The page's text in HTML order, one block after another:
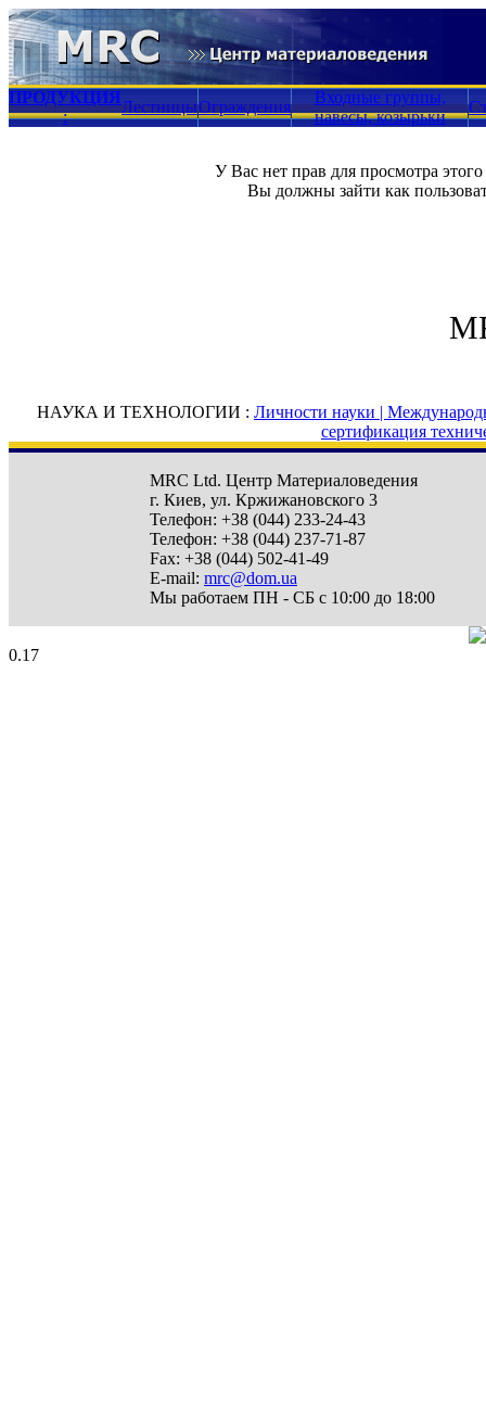
ПРОДУКЦИЯ
:
ЛестницыОграждения
Входные группы,
навесы, козырьки
У Вас нет прав для просмотра этого
Вы должны зайти как
НАУКА И ТЕХНОЛОГИИ : Личности науки |
сертификация
MRC Ltd. Центр Материаловедения
г. Киев, ул. Кржижановского 3
Телефон: +38 (044) 233-24-43
Телефон: +38 (044) 237-71-87
Fax: +38 (044) 502-41-49
E-mail: mrc@dom.ua
Мы работаем ПН - СБ с 10:00 до 18:00
0.17